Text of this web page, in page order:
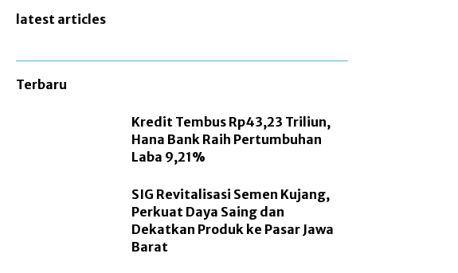
latest articles
Terbaru
Kredit Tembus Rp43,23 Triliun,
Hana Bank Raih Pertumbuhan
Laba 9,21%
SIG Revitalisasi Semen Kujang,
Perkuat Daya Saing dan
Dekatkan Produk ke Pasar Jawa
Barat